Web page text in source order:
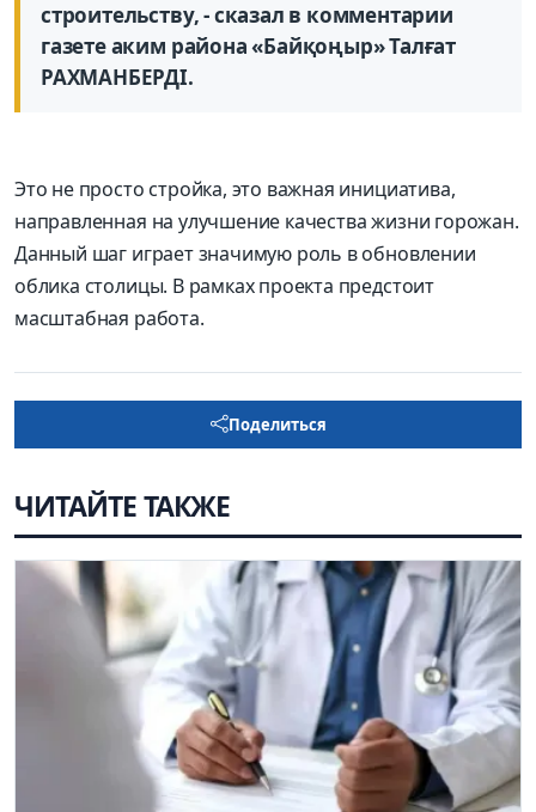
строительству, - сказал в комментарии
газете аким района «Байқоңыр» Талғат
РАХМАНБЕРДІ.
Это не просто стройка, это важная инициатива,
направленная на улучшение качества жизни горожан.
Данный шаг играет значимую роль в обновлении
облика столицы. В рамках проекта предстоит
масштабная работа.
Поделиться
ЧИТАЙТЕ ТАКЖЕ